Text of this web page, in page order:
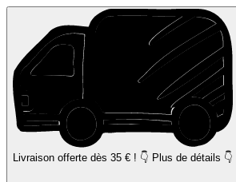
Livraison offerte dès 35 € ! 👇 Plus de détails 👇